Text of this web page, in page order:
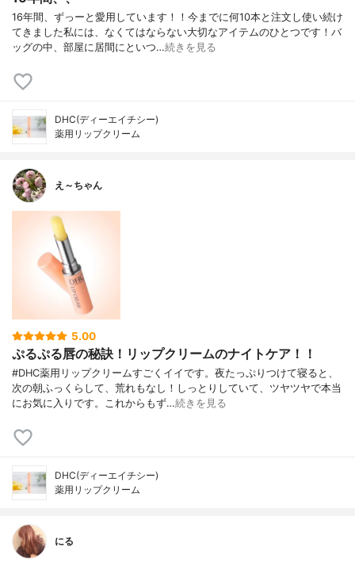
16年間、ずっーと愛用しています！！今までに何10本と注文し使い続け
てきました私には、なくてはならない大切なアイテムのひとつです！バ
ッグの中、部屋に居間にといつ…続きを見る
DHC(ディーエイチシー)
薬用リップクリーム
え～ちゃん
5.00
ぷるぷる唇の秘訣！リップクリームのナイトケア！！
#DHC薬用リップクリームすごくイイです。夜たっぷりつけて寝ると、
次の朝ふっくらして、荒れもなし！しっとりしていて、ツヤツヤで本当
にお気に入りです。これからもず…続きを見る
DHC(ディーエイチシー)
薬用リップクリーム
にる